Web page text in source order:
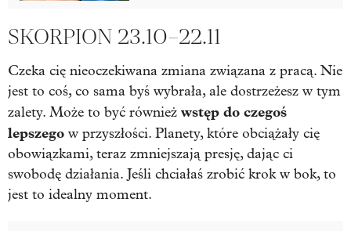
SKORPION 23.10–22.11
Czeka cię nieoczekiwana zmiana związana z pracą. Nie
jest to coś, co sama byś wybrała, ale dostrzeżesz w tym
zalety. Może to być również wstęp do czegoś
lepszego w przyszłości. Planety, które obciążały cię
obowiązkami, teraz zmniejszają presję, dając ci
swobodę działania. Jeśli chciałaś zrobić krok w bok, to
jest to idealny moment.